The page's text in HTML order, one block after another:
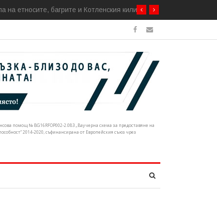
етносите, багрите и Котленския килим
помощ № BG16RFOP002-2.083 „Ваучерна схема за предоставяне на
2014-2020, съфинансирана от Европейския съюз чрез